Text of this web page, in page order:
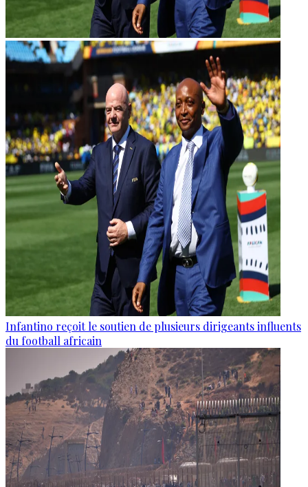
Infantino reçoit le soutien de plusieurs dirigeants influents
du football africain